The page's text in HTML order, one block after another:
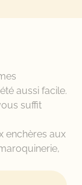
aussi facile.
suffit
enchères aux